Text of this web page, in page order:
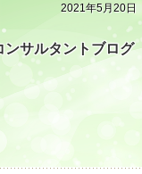
2021年5月20日
ンサルタントブログ